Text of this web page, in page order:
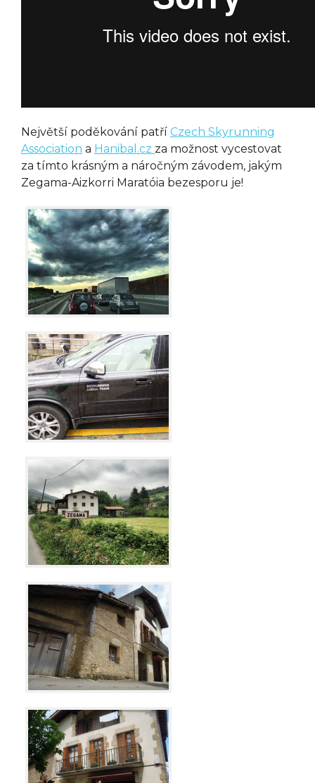
Největší poděkování patří Czech Skyrunning
Association a Hanibal.cz za možnost vycestovat
za tímto krásným a náročným závodem, jakým
Zegama-Aizkorri Maratóia bezesporu je!